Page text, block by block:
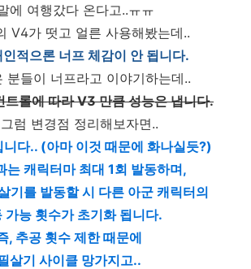
에 여행갔다 온다고..ㅠㅠ
V4가 떳고 얼른 사용해봤는데..
적으론 너프 체감이 안 됩니다.
분들이 너프라고 이야기하는데..
트롤에 따라 V3 만큼 성능은 냅니다.
럼 변경점 정리해보자면..
다.. (아마 이것 때문에 화나실듯?)
는 캐릭터마 최대 1회 발동하며,
기를 발동할 시 다른 아군 캐릭터의
가능 횟수가 초기화 됩니다.
, 추공 횟수 제한 때문에
살기 사이클 망가지고..